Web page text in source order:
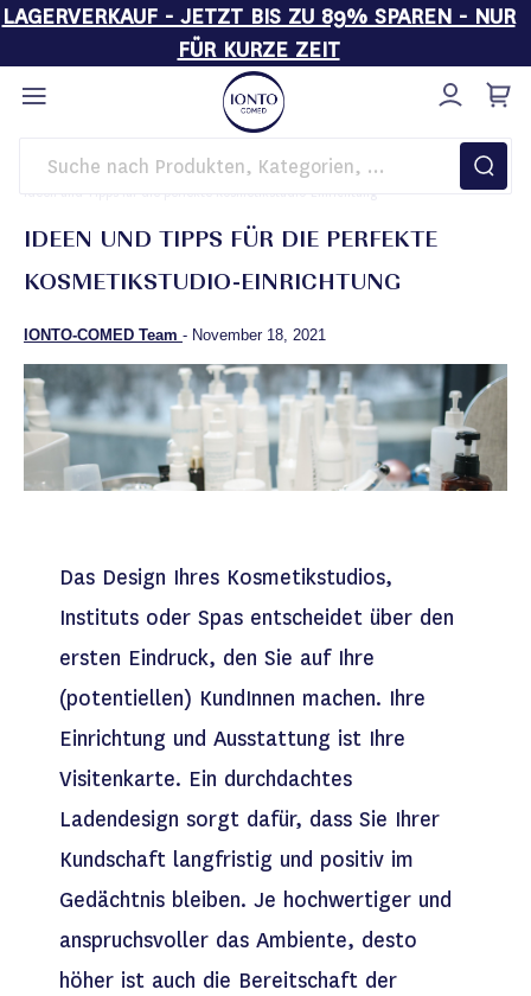
LAGERVERKAUF - JETZT BIS ZU 89% SPAREN - NUR
FÜR KURZE ZEIT
Direkt
zum
Inhalt
Startseite Magazin
Business Insights
IDEEN UND TIPPS FÜR DIE PERFEKTE
KOSMETIKSTUDIO-EINRICHTUNG
IONTO-COMED Team - November 18, 2021
Das Design Ihres Kosmetikstudios,
Instituts oder Spas entscheidet über den
ersten Eindruck, den Sie auf Ihre
(potentiellen) KundInnen machen. Ihre
Einrichtung und Ausstattung ist Ihre
Visitenkarte. Ein durchdachtes
Ladendesign sorgt dafür, dass Sie Ihrer
Kundschaft langfristig und positiv im
Gedächtnis bleiben. Je hochwertiger und
anspruchsvoller das Ambiente, desto
höher ist auch die Bereitschaft der